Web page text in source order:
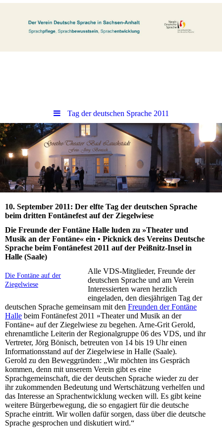
Tag der deutschen Sprache 2011
10. September 2011: Der elfte Tag der deutschen Sprache
beim dritten Fontänefest auf der Ziegelwiese
Die Freunde der Fontäne Halle luden zu »Theater und
Musik an der Fontäne« ein • Picknick des Vereins Deutsche
Sprache beim Fontänefest 2011 auf der Peißnitz-Insel in
Halle (Saale)
Die Fontäne auf der
Ziegelwiese
Alle VDS-Mitglieder, Freunde der
deutschen Sprache und am Verein
Interessierten waren herzlich
eingeladen, den diesjährigen Tag der
deutschen Sprache gemeinsam mit den Freunden der Fontäne
Halle beim Fontänefest 2011 »Theater und Musik an der
Fontäne« auf der Ziegelwiese zu begehen. Arne-Grit Gerold,
ehrenamtliche Leiterin der Regionalgruppe 06 des VDS, und ihr
Vertreter, Jörg Bönisch, betreuten von 14 bis 19 Uhr einen
Informationsstand auf der Ziegelwiese in Halle (Saale).
Gerold zu den Beweggründen: „Wir möchten ins Gespräch
kommen, denn mit unserem Verein gibt es eine
Sprachgemeinschaft, die der deutschen Sprache wieder zu der
ihr zukommenden Bedeutung und Wertschätzung verhelfen und
das Interesse an Sprachentwicklung wecken will. Es gibt keine
weitere Bürgerbewegung, die so engagiert für die deutsche
Sprache eintritt. Wir wollen dafür sorgen, dass über die deutsche
Sprache gesprochen und diskutiert wird.“